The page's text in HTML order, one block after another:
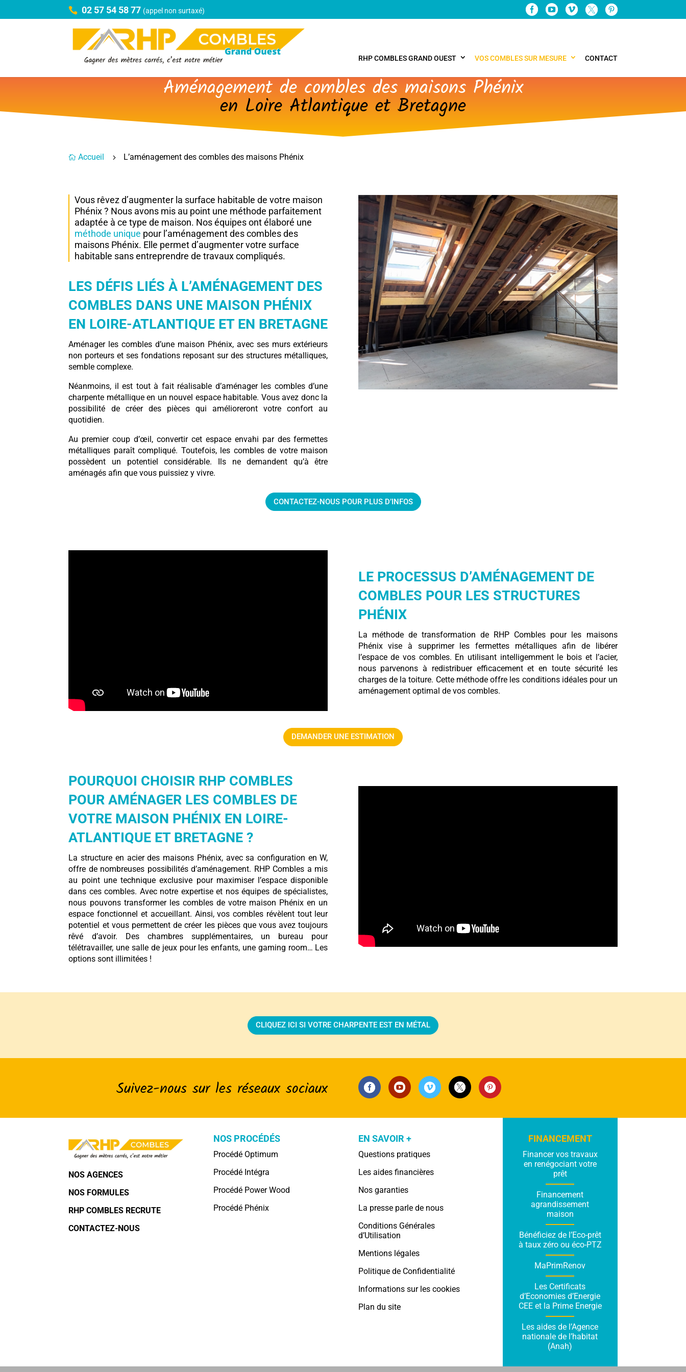
02 57 54 58 77 (appel non surtaxé)
RHP COMBLES GRAND OUEST VOS COMBLES SUR MESURE CONTACT
Aménagement de combles des maisons Phénix
en Loire Atlantique et Bretagne
 Accueil 5 L’aménagement des combles des maisons Phénix
Vous rêvez d’augmenter la surface habitable de votre maison
Phénix ? Nous avons mis au point une méthode parfaitement
adaptée à ce type de maison. Nos équipes ont élaboré une
méthode unique pour l’aménagement des combles des
maisons Phénix. Elle permet d’augmenter votre surface
habitable sans entreprendre de travaux compliqués.
LES DÉFIS LIÉS À L’AMÉNAGEMENT DES
COMBLES DANS UNE MAISON PHÉNIX
EN LOIRE-ATLANTIQUE ET EN BRETAGNE
Aménager les combles d’une maison Phénix, avec ses murs extérieurs
non porteurs et ses fondations reposant sur des structures métalliques,
semble complexe.
Néanmoins, il est tout à fait réalisable d’aménager les combles d’une
charpente métallique en un nouvel espace habitable. Vous avez donc la
possibilité de créer des pièces qui amélioreront votre confort au
quotidien.
Au premier coup d’œil, convertir cet espace envahi par des fermettes
métalliques paraît compliqué. Toutefois, les combles de votre maison
possèdent un potentiel considérable. Ils ne demandent qu’à être
aménagés afin que vous puissiez y vivre.
CONTACTEZ-NOUS POUR PLUS D’INFOS
LE PROCESSUS D’AMÉNAGEMENT DE
COMBLES POUR LES STRUCTURES
PHÉNIX
La méthode de transformation de RHP Combles pour les maisons
Phénix vise à supprimer les fermettes métalliques afin de libérer
l’espace de vos combles. En utilisant intelligemment le bois et l’acier,
nous parvenons à redistribuer efficacement et en toute sécurité les
charges de la toiture. Cette méthode offre les conditions idéales pour un
aménagement optimal de vos combles.
DEMANDER UNE ESTIMATION
POURQUOI CHOISIR RHP COMBLES
POUR AMÉNAGER LES COMBLES DE
VOTRE MAISON PHÉNIX EN LOIRE-
ATLANTIQUE ET BRETAGNE ?
La structure en acier des maisons Phénix, avec sa configuration en W,
offre de nombreuses possibilités d’aménagement. RHP Combles a mis
au point une technique exclusive pour maximiser l’espace disponible
dans ces combles. Avec notre expertise et nos équipes de spécialistes,
nous pouvons transformer les combles de votre maison Phénix en un
espace fonctionnel et accueillant. Ainsi, vos combles révèlent tout leur
potentiel et vous permettent de créer les pièces que vous avez toujours
rêvé d’avoir. Des chambres supplémentaires, un bureau pour
télétravailler, une salle de jeux pour les enfants, une gaming room… Les
options sont illimitées !
CLIQUEZ ICI SI VOTRE CHARPENTE EST EN MÉTAL
Suivez-nous sur les réseaux sociaux
NOS AGENCES
NOS FORMULES
RHP COMBLES RECRUTE
CONTACTEZ-NOUS
NOS PROCÉDÉS
Procédé Optimum
Procédé Intégra
Procédé Power Wood
Procédé Phénix
EN SAVOIR +
Questions pratiques
Les aides financières
Nos garanties
La presse parle de nous
Conditions Générales
d’Utilisation
Mentions légales
Politique de Confidentialité
Informations sur les cookies
Plan du site
FINANCEMENT
Financer vos travaux
en renégociant votre
prêt
Financement
agrandissement
maison
Bénéficiez de l’Eco-prêt
à taux zéro ou éco-PTZ
MaPrimRenov
Les Certificats
d’Economies d’Energie
CEE et la Prime Energie
Les aides de l’Agence
nationale de l’habitat
(Anah)